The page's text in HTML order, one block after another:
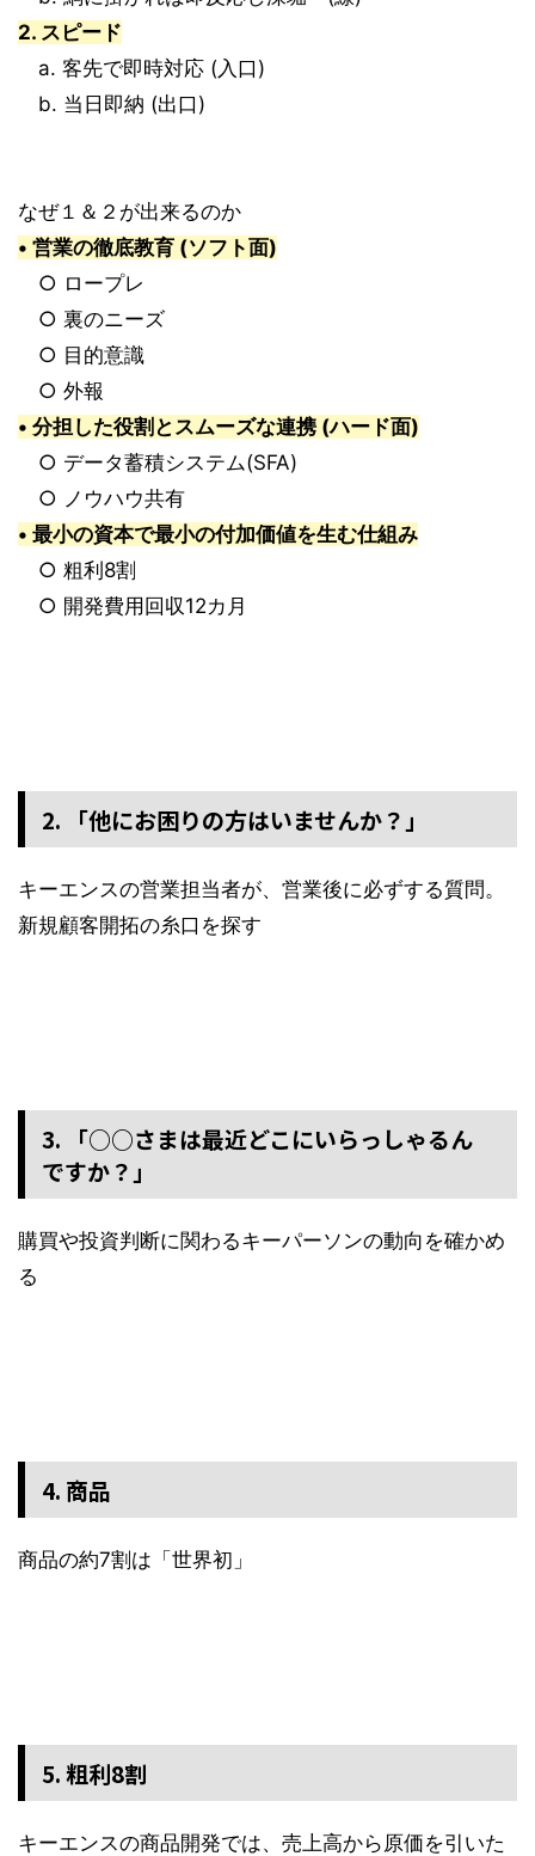
2. スピード
a. 客先で即時対応 (入口)
b. 当日即納 (出口)
なぜ１＆２が出来るのか
• 営業の徹底教育 (ソフト面)
○ ロープレ
○ 裏のニーズ
○ 目的意識
○ 外報
• 分担した役割とスムーズな連携 (ハード面)
○ データ蓄積システム(SFA)
○ ノウハウ共有
• 最小の資本で最小の付加価値を生む仕組み
○ 粗利8割
○ 開発費用回収12カ月
2. 「他にお困りの方はいませんか？」
キーエンスの営業担当者が、営業後に必ずする質問。
新規顧客開拓の糸口を探す
3. 「○○さまは最近どこにいらっしゃるん
ですか？」
購買や投資判断に関わるキーパーソンの動向を確かめ
る
4. 商品
商品の約7割は「世界初」
5. 粗利8割
キーエンスの商品開発では、売上高から原価を引いた